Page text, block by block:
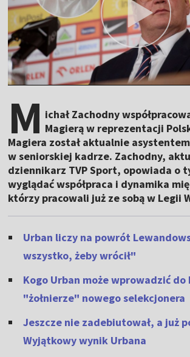
M ichał Zachodny
Magierą w reprezentacji
Magiera został aktualnie
w seniorskiej kadrze. Zachodny,
dziennikarz TVP Sport, opowiada o
wyglądać współpraca i dynamika
którzy pracowali już ze sobą w Legii
Urban liczy na powrót
wszystko, żeby wrócił"
Kogo Urban może wprowadzić
"żołnierze" nowego selekcjonera
Jeszcze nie zadebiutował, a już
Wyjątkowy wynik Urbana